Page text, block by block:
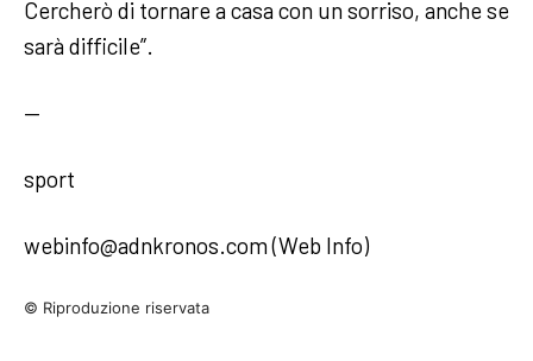
Cercherò di tornare a casa con un sorriso, anche se
sarà difficile”.
—
sport
webinfo@adnkronos.com (Web Info)
© Riproduzione riservata